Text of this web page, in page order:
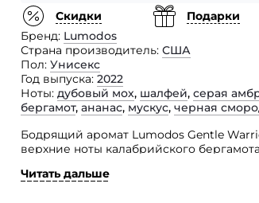
Скидки Подарки
Бренд Lumodos
Страна производитель США
Пол Унисекс
Год выпуска 2022
Ноты дубовый мох, шалфей, серая
бергамот, ананас, мускус, черная
Бодрящий аромат Lumodos Gentle
верхние ноты калабрийского
шалфея и розового перца.
Читать дальше